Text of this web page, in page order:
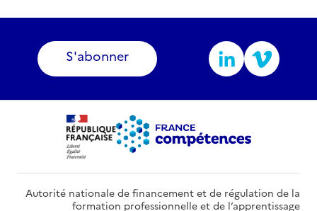
S'abonner
Autorité nationale de financement et de régulation de la
formation professionnelle et de l’apprentissage